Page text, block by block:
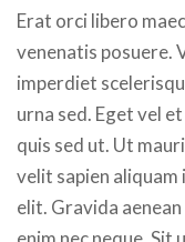
Erat orci libero
venenatis posuere.
imperdiet
urna sed. Eget vel
quis sed ut. Ut
velit sapien
elit. Gravida